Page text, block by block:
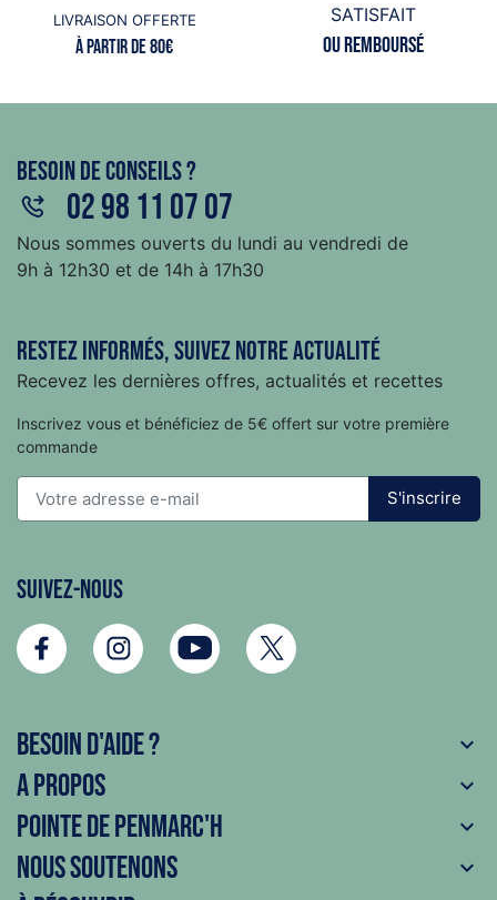
LIVRAISON OFFERTE
à partir de 80€
SATISFAIT
ou remboursé
Besoin de conseils ?
02 98 11 07 07
Nous sommes ouverts du lundi au vendredi de
9h à 12h30 et de 14h à 17h30
Restez informés, suivez notre actualité
Recevez les dernières offres, actualités et recettes
Inscrivez vous et bénéficiez de 5€ offert sur votre première
commande
S'inscrire
Suivez-nous
Besoin d'aide ? 
A propos 
Pointe de Penmarc'h 
Nous soutenons 